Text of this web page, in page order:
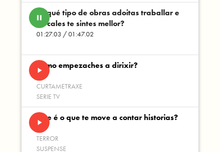
pause
En qué tipo de obras adoitas traballar e
en cales te sintes mellor?
01:27.03 / 01:47.02
play_arrowComo empezaches a dirixir?
CURTAMETRAXE
SERIE TV
play_arrowQue é o que te move a contar historias?
TERROR
SUSPENSE